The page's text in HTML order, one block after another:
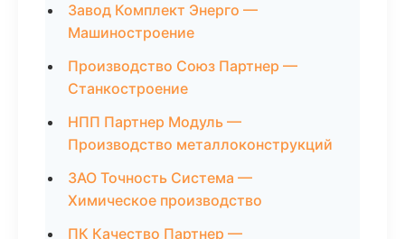
Завод Комплект Энерго —
Машиностроение
Производство Союз Партнер —
Станкостроение
НПП Партнер Модуль —
Производство металлоконструкций
ЗАО Точность Система —
Химическое производство
ПК Качество Партнер —